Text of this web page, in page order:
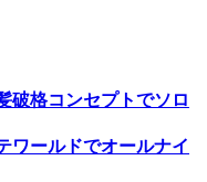
破格コンセプトでソロ
ワールドでオールナイ